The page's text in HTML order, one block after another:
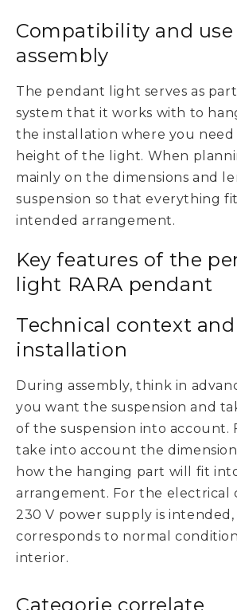
Compatibility and use
assembly
The pendant light serves as
system that it works with to
the installation where you
height of the light. When
mainly on the dimensions and
suspension so that everything
intended arrangement.
Key features of the
light RARA pendant
Technical context and
installation
During assembly, think in
you want the suspension and
of the suspension into account.
take into account the
how the hanging part will fit
arrangement. For the electrical
230 V power supply is
corresponds to normal
interior.
Categorie correlate